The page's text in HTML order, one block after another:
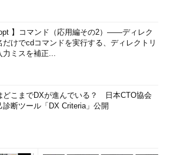
】コマンド（応用編その2）――ディレク
だけでcdコマンドを実行する、ディレクトリ
力ミスを補正...
どこまでDXが進んでいる？ 日本CTO協会
診断ツール「DX Criteria」公開